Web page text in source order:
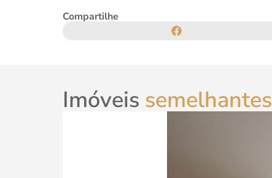
Compartilhe
Imóveis semelhantes